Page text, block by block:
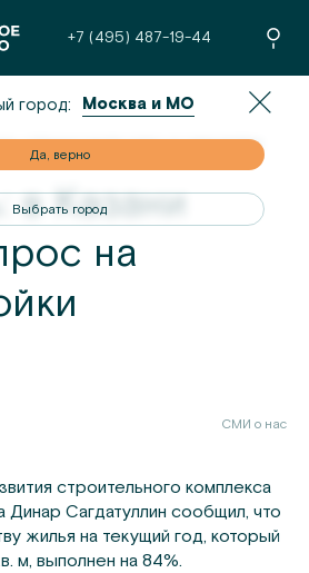
+7 (495) 487-19-44
в Казани растет спрос на новостройки
в Казани
на
СМИ о нас
строительного комплекса
Динар Сагдатуллин сообщил, что
жилья на текущий год, который
м, выполнен на 84%.
город: Москва и МО
Да, верно
Выбрать город